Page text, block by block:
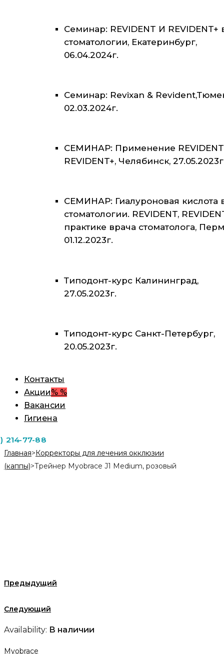
Семинар: REVIDENT И REVIDENT+
стоматологии, Екатеринбург,
06.04.2024г.
Семинар: Revixan &
02.03.2024г.
СЕМИНАР: Применение
REVIDENT+, Челябинск,
СЕМИНАР: Гиалуроновая кислота
стоматологии. REVIDENT,
практике врача стоматолога,
01.12.2023г.
Типодонт-курс Калининград,
27.05.2023г.
Типодонт-курс Санкт-Петербург,
20.05.2023г.
Контакты
Акции% %
Вакансии
Гигиена
214-77-88
Главная>Корректоры для лечения окклюзии
(каппы)>Трейнер Myobrace J1 Medium, розовый
Предыдущий
Следующий
Availability: В наличии
Myobrace